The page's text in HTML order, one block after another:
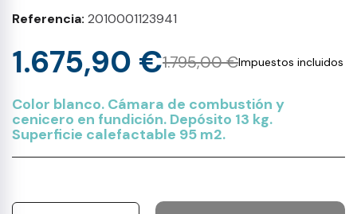
Referencia 2010001123941
1.795,00 €
1.675,90 € Impuestos incluidos
Color blanco. Cámara de combustión y
cenicero en fundición. Depósito 13 kg.
Superficie calefactable 95 m2.